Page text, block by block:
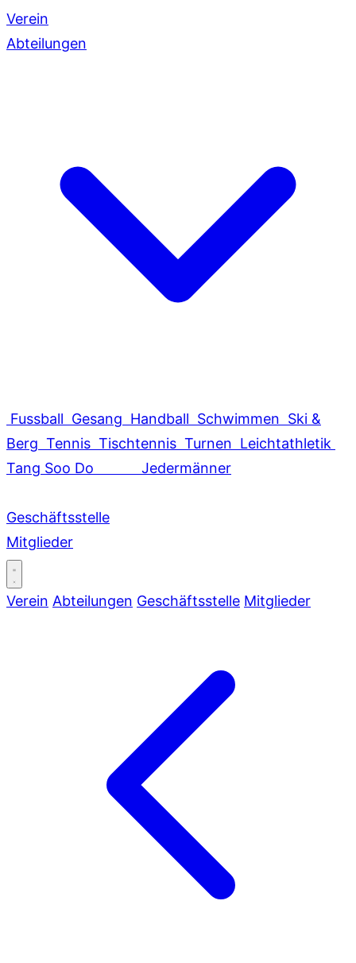
Verein
Abteilungen
Fussball Gesang Handball Schwimmen Ski &
Berg Tennis Tischtennis Turnen Leichtathletik
Tang Soo Do
Jedermänner
Geschäftsstelle
Mitglieder
Verein Abteilungen Geschäftsstelle Mitglieder